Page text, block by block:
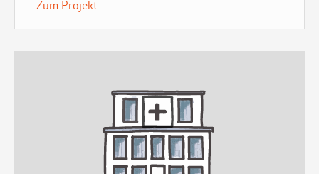
Zum Projekt